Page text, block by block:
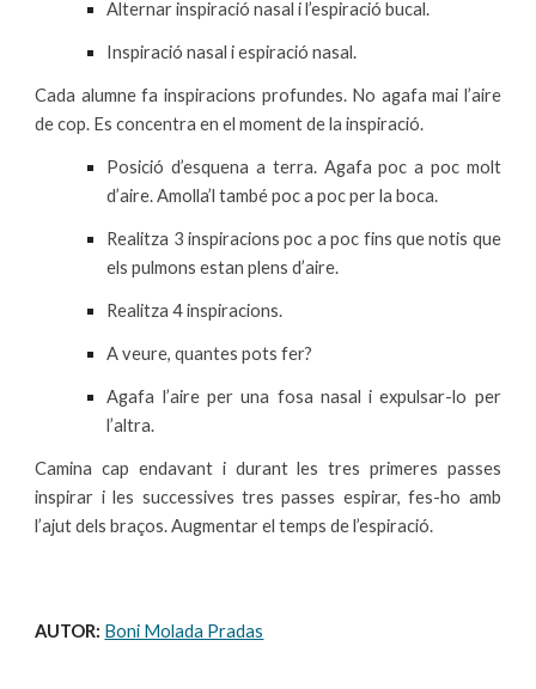
Alternar inspiració nasal i l’espiració bucal.
Inspiració nasal i espiració nasal.
Cada alumne fa inspiracions profundes. No agafa mai l’aire
de cop. Es concentra en el moment de la inspiració.
Posició d’esquena a terra. Agafa poc a poc molt
d’aire. Amolla’l també poc a poc per la boca.
Realitza 3 inspiracions poc a poc fins que notis que
els pulmons estan plens d’aire.
Realitza 4 inspiracions.
A veure, quantes pots fer?
Agafa l’aire per una fosa nasal i expulsar-lo per
l’altra.
Camina cap endavant i durant les tres primeres passes
inspirar i les successives tres passes espirar, fes-ho amb
l’ajut dels braços. Augmentar el temps de l’espiració.
AUTOR: Boni Molada Pradas